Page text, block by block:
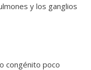
y los ganglios
congénito poco